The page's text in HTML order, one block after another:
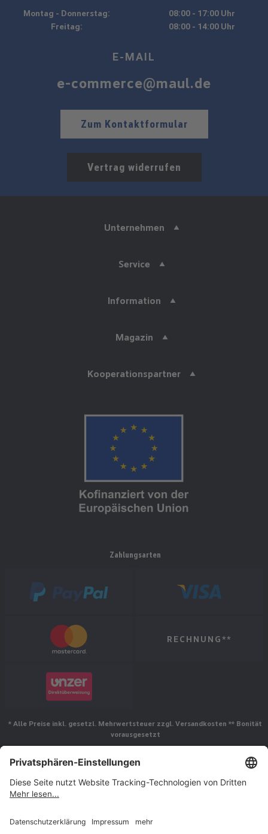
Montag - Donnerstag:
08:00 - 17:00 Uhr
Freitag:
08:00 - 14:00 Uhr
E-MAIL
e-commerce@maul.de
Zum Kontaktformular
Vertrag widerrufen
Unternehmen
Service
Information
Magazin
Kooperationspartner
Zahlungsarten
RECHNUNG**
* Alle Preise inkl. gesetzl. Mehrwertsteuer zzgl. Versandkosten ** Bonität
vorausgesetzt
Folgen Sie uns